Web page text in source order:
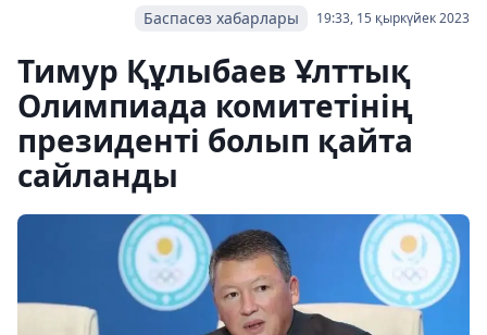
19:33, 15 қыркүйек 2023
Баспасөз хабарлары
Тимур Құлыбаев Ұлттық
Олимпиада комитетінің
президенті болып қайта
сайланды